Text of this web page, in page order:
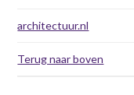
architectuur.nl
Terug naar boven